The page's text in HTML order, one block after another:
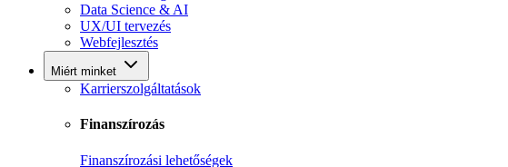
Data Science & AI
UX/UI tervezés
Webfejlesztés
Miért minket
Karrierszolgáltatások
Finanszírozás
Finanszírozási lehetőségek